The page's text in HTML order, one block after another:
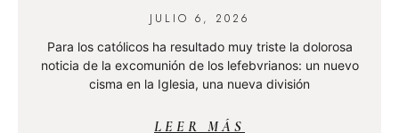
JULIO 6, 2026
Para los católicos ha resultado muy triste la dolorosa
noticia de la excomunión de los lefebvrianos: un nuevo
cisma en la Iglesia, una nueva división
LEER MÁS